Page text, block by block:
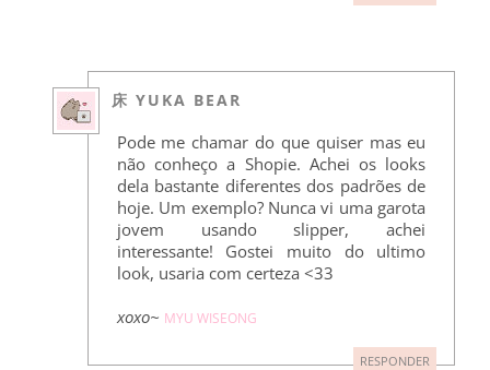
床 YUKA BEAR
Pode me chamar do que quiser mas eu
não conheço a Shopie. Achei os looks
dela bastante diferentes dos padrões de
hoje. Um exemplo? Nunca vi uma garota
jovem usando slipper, achei
interessante! Gostei muito do ultimo
look, usaria com certeza <33
xoxo~ MYU WISEONG
RESPONDER